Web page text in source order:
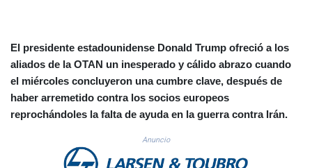
DKK 7.47541
DOP 67.250199
DZD 153.530983
EGP 57.54318
ERN 17.322822
FJD 2.553963
FKP 0.857848
El presidente estadounidense Donald Trump ofreció a los
aliados de la OTAN un inesperado y cálido abrazo cuando
el miércoles concluyeron una cumbre clave, después de
haber arremetido contra los socios europeos
reprochándoles la falta de ayuda en la guerra contra Irán.
Anuncio